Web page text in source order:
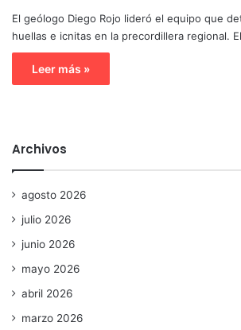
El geólogo Diego Rojo lideró el equipo que
huellas e icnitas en la precordillera regional.
Leer más »
Archivos
agosto 2026
julio 2026
junio 2026
mayo 2026
abril 2026
marzo 2026